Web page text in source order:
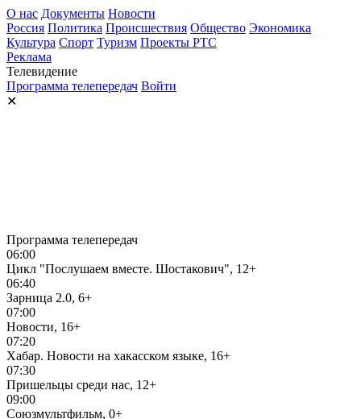
О нас Документы Новости
Россия Политика Происшествия Общество Экономика
Культура Спорт Туризм Проекты РТС
Реклама
Телевидение
Программа телепередач Войти
✕
Программа телепередач
06:00
Цикл "Послушаем вместе. Шостакович", 12+
06:40
Зарница 2.0, 6+
07:00
Новости, 16+
07:20
Хабар. Новости на хакасском языке, 16+
07:30
Пришельцы среди нас, 12+
09:00
Союзмультфильм, 0+